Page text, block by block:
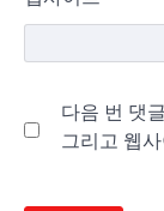
다음 번 댓
그리고 웹